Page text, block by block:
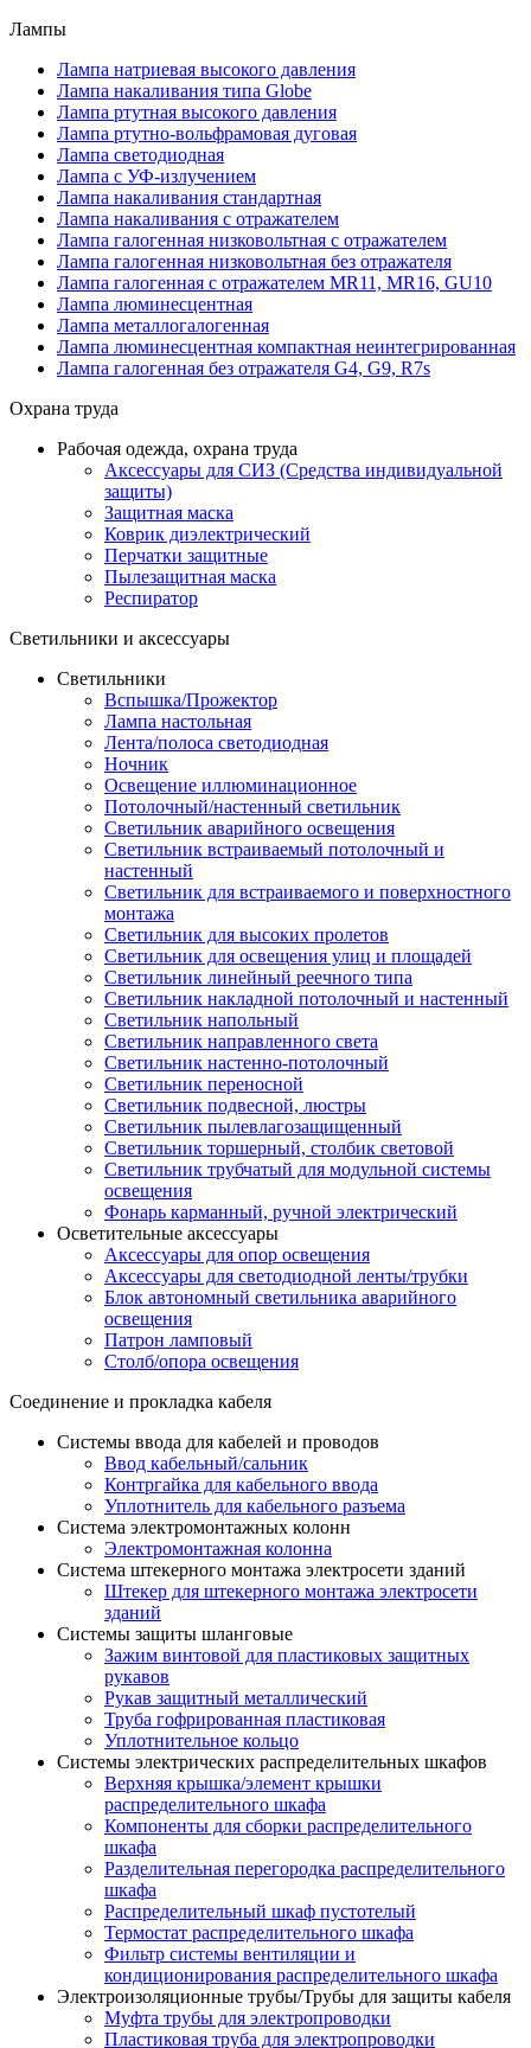
Лампы
Лампа натриевая высокого давления
Лампа накаливания типа Globe
Лампа ртутная высокого давления
Лампа ртутно-вольфрамовая дуговая
Лампа светодиодная
Лампа с УФ-излучением
Лампа накаливания стандартная
Лампа накаливания с отражателем
Лампа галогенная низковольтная с отражателем
Лампа галогенная низковольтная без отражателя
Лампа галогенная с отражателем MR11, MR16, GU10
Лампа люминесцентная
Лампа металлогалогенная
Лампа люминесцентная компактная неинтегрированная
Лампа галогенная без отражателя G4, G9, R7s
Охрана труда
Рабочая одежда, охрана труда
Аксессуары для СИЗ (Средства индивидуальной
защиты)
Защитная маска
Коврик диэлектрический
Перчатки защитные
Пылезащитная маска
Респиратор
Светильники и аксессуары
Светильники
Вспышка/Прожектор
Лампа настольная
Лента/полоса светодиодная
Ночник
Освещение иллюминационное
Потолочный/настенный светильник
Светильник аварийного освещения
Светильник встраиваемый потолочный и
настенный
Светильник для встраиваемого и поверхностного
монтажа
Светильник для высоких пролетов
Светильник для освещения улиц и площадей
Светильник линейный реечного типа
Светильник накладной потолочный и настенный
Светильник напольный
Светильник направленного света
Светильник настенно-потолочный
Светильник переносной
Светильник подвесной, люстры
Светильник пылевлагозащищенный
Светильник торшерный, столбик световой
Светильник трубчатый для модульной системы
освещения
Фонарь карманный, ручной электрический
Осветительные аксессуары
Аксессуары для опор освещения
Аксессуары для светодиодной ленты/трубки
Блок автономный светильника аварийного
освещения
Патрон ламповый
Столб/опора освещения
Соединение и прокладка кабеля
Системы ввода для кабелей и проводов
Ввод кабельный/сальник
Контргайка для кабельного ввода
Уплотнитель для кабельного разъема
Система электромонтажных колонн
Электромонтажная колонна
Система штекерного монтажа электросети зданий
Штекер для штекерного монтажа электросети
зданий
Системы защиты шланговые
Зажим винтовой для пластиковых защитных
рукавов
Рукав защитный металлический
Труба гофрированная пластиковая
Уплотнительное кольцо
Системы электрических распределительных шкафов
Верхняя крышка/элемент крышки
распределительного шкафа
Компоненты для сборки распределительного
шкафа
Разделительная перегородка распределительного
шкафа
Распределительный шкаф пустотелый
Термостат распределительного шкафа
Фильтр системы вентиляции и
кондиционирования распределительного шкафа
Электроизоляционные трубы/Трубы для защиты кабеля
Муфта трубы для электропроводки
Пластиковая труба для электропроводки